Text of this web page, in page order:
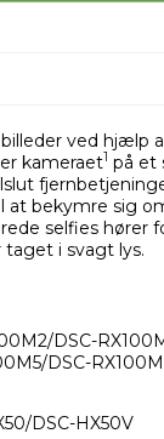
ved hjælp
kameraet1 på et
at bekymre sig
selfies hører
taget i svagt lys.
DSC-
DSC-
DSC-HX50V